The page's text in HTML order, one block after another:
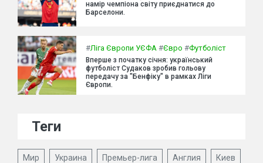
намір чемпіона світу приєднатися до
Барселони.
#Ліга Європи УЄФА #Євро #Футболіст
Вперше з початку січня: український
футболіст Судаков зробив гольову
передачу за "Бенфіку" в рамках Ліги
Європи.
Теги
Мир Украина Премьер-лига Англия Киев